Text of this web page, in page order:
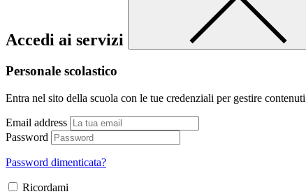
Accedi ai servizi
Personale scolastico
Entra nel sito della scuola con le tue credenziali per gestire
Email address
Password
Password dimenticata?
Ricordami